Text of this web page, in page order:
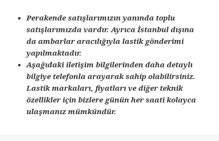
Perakende satışlarımızın yanında toplu
satışlarımızda vardır. Ayrıca İstanbul dışına
da ambarlar aracılığıyla lastik gönderimi
yapılmaktadır.
Aşağıdaki iletişim bilgilerinden daha detaylı
bilgiye telefonla arayarak sahip olabilirsiniz.
Lastik markaları, fiyatları ve diğer teknik
özellikler için bizlere günün her saati kolayca
ulaşmanız mümkündür.